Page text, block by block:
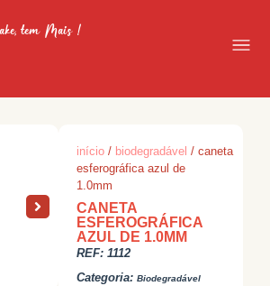
tem Mais !
início / biodegradável / caneta
esferográfica azul de
1.0mm
CANETA
ESFEROGRÁFICA
AZUL DE 1.0MM
REF:1112
Categoria: Biodegradável